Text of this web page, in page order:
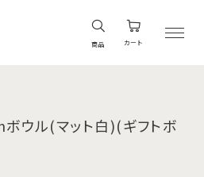
商品 カート
ウル(マット白)(ギフトボ